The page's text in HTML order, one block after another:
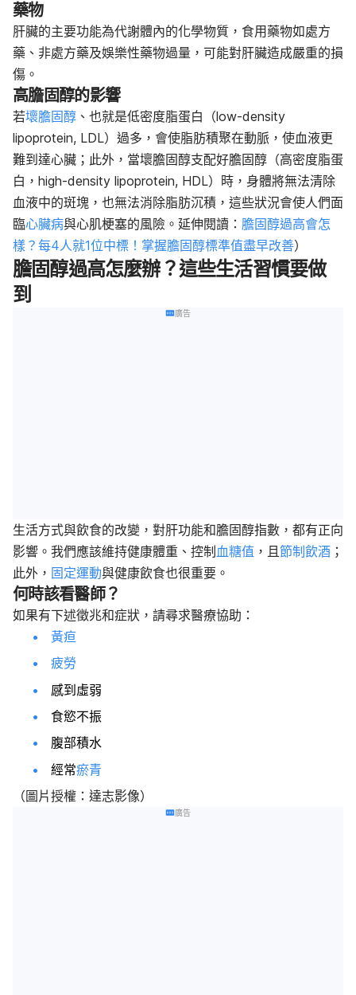
藥物
肝臟的主要功能為代謝體內的化學物質，食用藥物如處方
藥、非處方藥及娛樂性藥物過量，可能對肝臟造成嚴重的損
傷。
高膽固醇的影響
若壞膽固醇 、也就是低密度脂蛋白（low-density
lipoprotein, LDL）過多，會使脂肪積聚在動脈，使血液更
難到達心臟；此外，當壞膽固醇支配好膽固醇（高密度脂蛋
白，high-density lipoprotein, HDL）時，身體將無法清除
血液中的斑塊，也無法消除脂肪沉積，這些狀況會使人們面
臨心臟病與心肌梗塞的風險。延伸閱讀： 膽固醇過高會怎
樣？每4人就1位中標！掌握膽固醇標準值盡早改善）
膽固醇過高怎麼辦？這些生活習慣要做
到
廣告
生活方式與飲食的改變，對肝功能和膽固醇指數，都有正向
影響。我們應該維持健康體重、控制血糖值 ，且節制飲酒 ；
此外， 固定運動與健康飲食也很重要。
何時該看醫師？
如果有下述徵兆和症狀，請尋求醫療協助：
黃疸
疲勞
感到虛弱
食慾不振
腹部積水
經常瘀青
（圖片授權：達志影像）
廣告